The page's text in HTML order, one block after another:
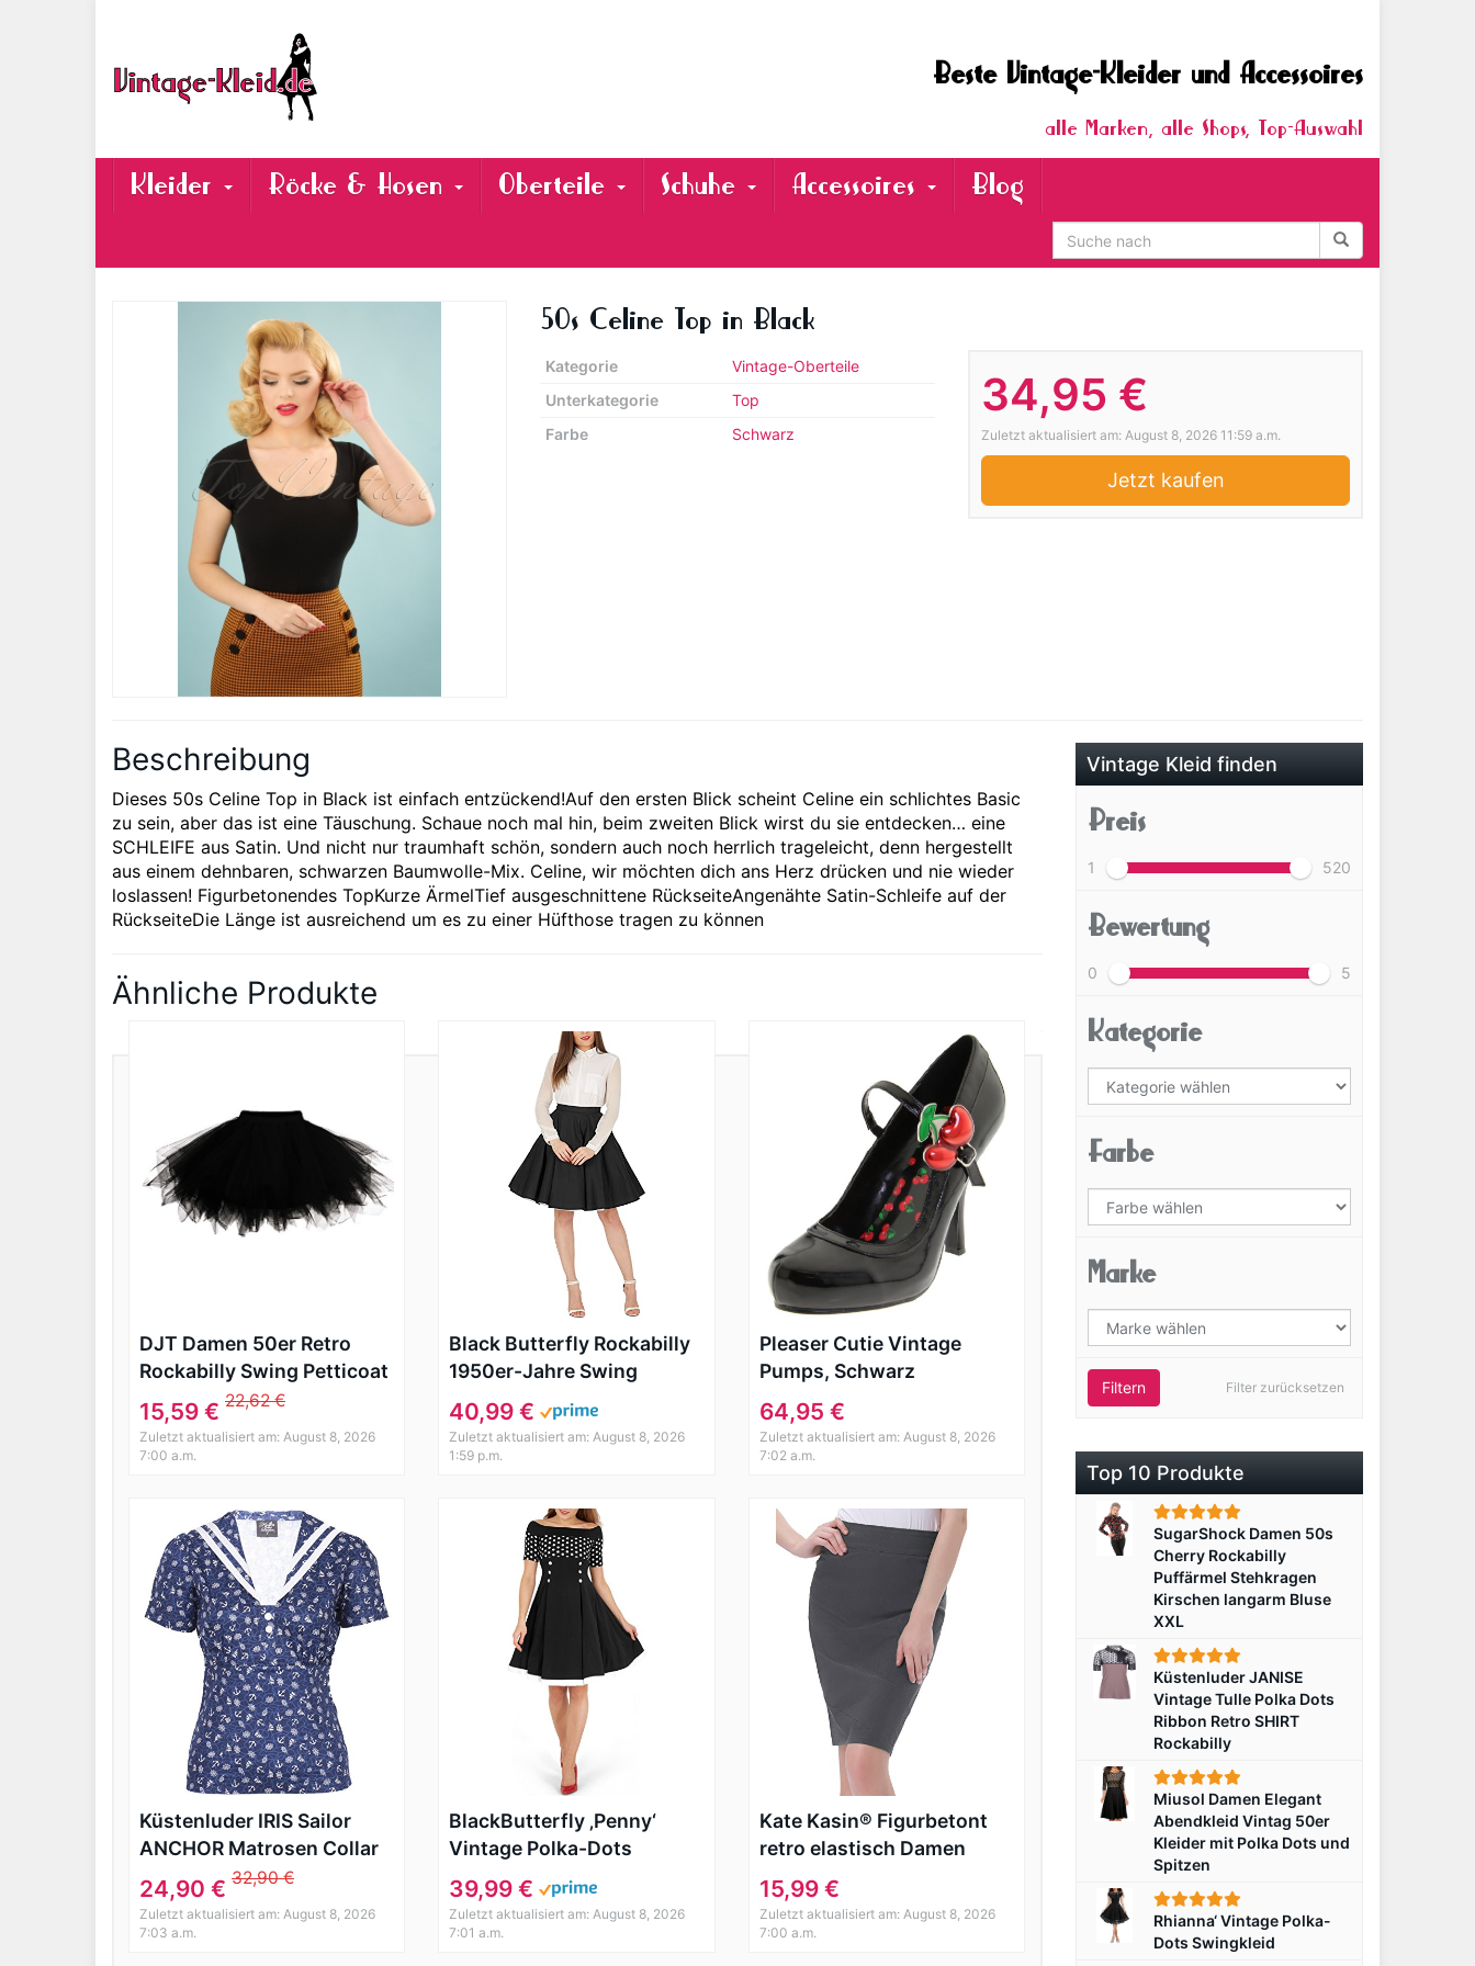
Beste Vintage-Kleider und Accessoires
alle Marken, alle Shops, Top-Auswahl
Kleider Röcke & Hosen Oberteile Schuhe Accessoires Blog
50s Celine Top in Black
34,95 €
Zuletzt aktualisiert am: August 8, 2026 11:59 a.m.
Jetzt kaufen
Kategorie
Vintage-Oberteile
Unterkategorie
Top
Farbe
Schwarz
Beschreibung
Dieses 50s Celine Top in Black ist einfach entzückend!Auf den ersten Blick scheint Celine ein schlichtes Basic
zu sein, aber das ist eine Täuschung. Schaue noch mal hin, beim zweiten Blick wirst du sie entdecken… eine
SCHLEIFE aus Satin. Und nicht nur traumhaft schön, sondern auch noch herrlich trageleicht, denn hergestellt
aus einem dehnbaren, schwarzen Baumwolle-Mix. Celine, wir möchten dich ans Herz drücken und nie wieder
loslassen! Figurbetonendes TopKurze ÄrmelTief ausgeschnittene RückseiteAngenähte Satin-Schleife auf der
RückseiteDie Länge ist ausreichend um es zu einer Hüfthose tragen zu können
Ähnliche Produkte
DJT Damen 50er Retro
Rockabilly Swing Petticoat
Ballett Tutu Unterrock
Schwarz S
15,59 € 22,62 €
Zuletzt aktualisiert am: August 8, 2026
7:00 a.m.
Black Butterfly Rockabilly
1950er-Jahre Swing
Tellerrock (Schwarz, EUR
42 – L)
40,99 €
Zuletzt aktualisiert am: August 8, 2026
1:59 p.m.
Pleaser Cutie Vintage
Pumps, Schwarz
64,95 €
Zuletzt aktualisiert am: August 8, 2026
7:02 a.m.
Küstenluder IRIS Sailor
ANCHOR Matrosen Collar
BLUSE Oberteil Rockabilly
24,90 € 32,90 €
Zuletzt aktualisiert am: August 8, 2026
7:03 a.m.
BlackButterfly ‚Penny‘
Vintage Polka-Dots
Swingkleid (Schwarz, EUR
52 – 5XL)
39,99 €
Zuletzt aktualisiert am: August 8, 2026
7:01 a.m.
Kate Kasin® Figurbetont
retro elastisch Damen
Bleistiftrock Baumwolle
Rock
15,99 €
Zuletzt aktualisiert am: August 8, 2026
7:00 a.m.
Vintage Kleid finden
Preis
1 520
Bewertung
0 5
Kategorie
Farbe
Marke
Filter zurücksetzen
Filtern
Top 10 Produkte
SugarShock Damen 50s
Cherry Rockabilly
Puffärmel Stehkragen
Kirschen langarm Bluse
XXL
Küstenluder JANISE
Vintage Tulle Polka Dots
Ribbon Retro SHIRT
Rockabilly
Miusol Damen Elegant
Abendkleid Vintag 50er
Kleider mit Polka Dots und
Spitzen
Rhianna‘ Vintage Polka-
Dots Swingkleid